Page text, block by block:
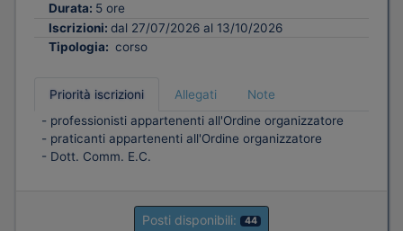
Durata: 5 ore
Iscrizioni: dal 27/07/2026 al 13/10/2026
Tipologia: corso
Priorità iscrizioni Allegati
Note
- professionisti appartenenti all'Ordine organizzatore
- praticanti appartenenti all'Ordine organizzatore
- Dott. Comm. E.C.
Posti disponibili: 44